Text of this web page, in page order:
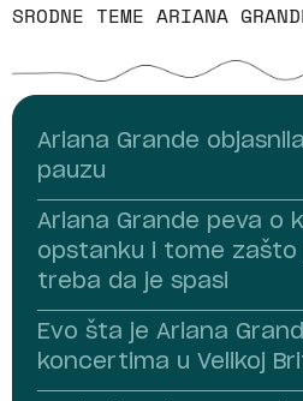
SRODNE TEME ARIANA
Ariana Grande
pauzu
Ariana Grande peva o
opstanku i tome zašto
treba da je spasi
Evo šta je Ariana
koncertima u Velikoj